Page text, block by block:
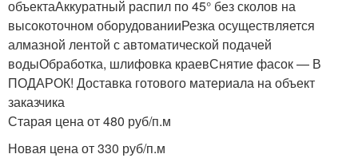
объектаАккуратный распил по 45° без сколов на
высокоточном оборудованииРезка осуществляется
алмазной лентой с автоматической подачей
водыОбработка, шлифовка краевСнятие фасок — В
ПОДАРОК! Доставка готового материала на объект
заказчика
Старая цена от 480 руб/п.м
Новая цена от 330 руб/п.м